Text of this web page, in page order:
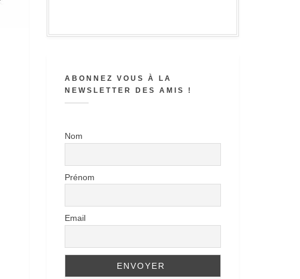
ABONNEZ VOUS À LA
NEWSLETTER DES AMIS !
Nom
Prénom
Email